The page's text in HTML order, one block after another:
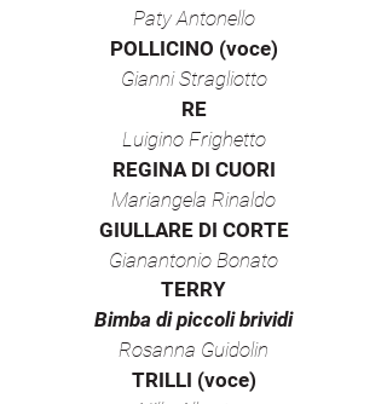
Paty Antonello
POLLICINO (voce)
Gianni Stragliotto
RE
Luigino Frighetto
REGINA DI CUORI
Mariangela Rinaldo
GIULLARE DI CORTE
Gianantonio Bonato
TERRY
Bimba di piccoli brividi
Rosanna Guidolin
TRILLI (voce)